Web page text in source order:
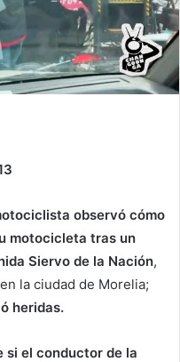
observó cómo
motocicleta tras un
Siervo de la Nación,
la ciudad de Morelia;
heridas.
si el conductor de la